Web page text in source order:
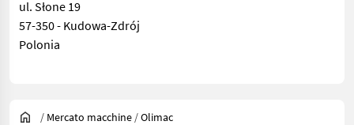
ul. Słone 19
57-350 - Kudowa-Zdrój
Polonia
/ Mercato macchine /Olimac